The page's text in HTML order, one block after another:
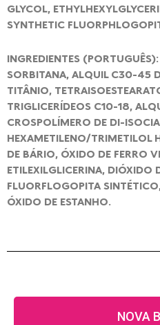
GLYCOL,
SYNTHETIC
INGREDIENTES
SORBITANA, ALQUIL C30-45
TITÂNIO,
TRIGLICERÍDEOS C10-18,
CROSPOLÍMERO DE DI-
HEXAMETILENO/TRIMETILOL
DE BÁRIO, ÓXIDO DE FERRO
ETILEXILGLICERINA, DIÓXIDO
FLUORFLOGOPITA
ÓXIDO DE ESTANHO.
NOVA